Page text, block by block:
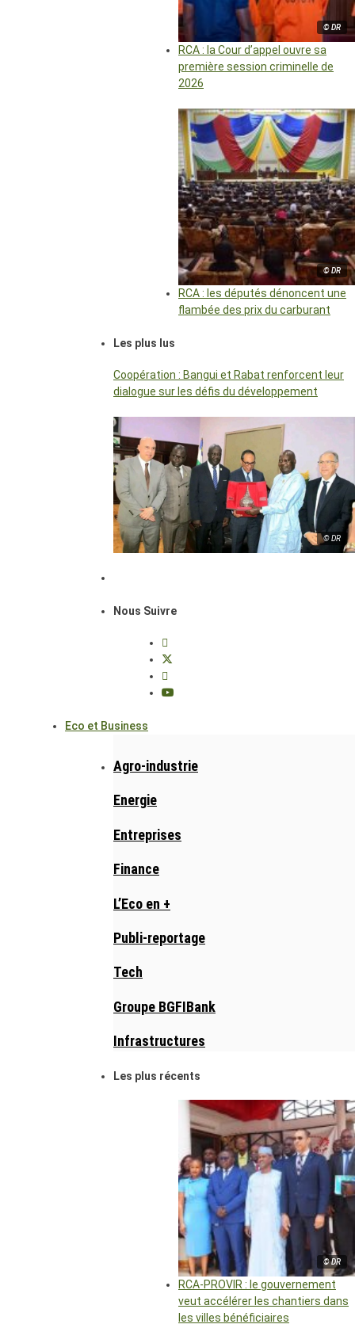
© DR
RCA : la Cour d’appel ouvre sa
première session criminelle de
2026
© DR
RCA : les députés dénoncent une
flambée des prix du carburant
Les plus lus
Coopération : Bangui et Rabat renforcent leur
dialogue sur les défis du développement
© DR
Nous Suivre
Eco et Business
Agro-industrie
Energie
Entreprises
Finance
L’Eco en +
Publi-reportage
Tech
Groupe BGFIBank
Infrastructures
Les plus récents
© DR
RCA-PROVIR : le gouvernement
veut accélérer les chantiers dans
les villes bénéficiaires